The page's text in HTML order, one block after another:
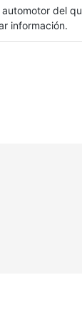
del
información.